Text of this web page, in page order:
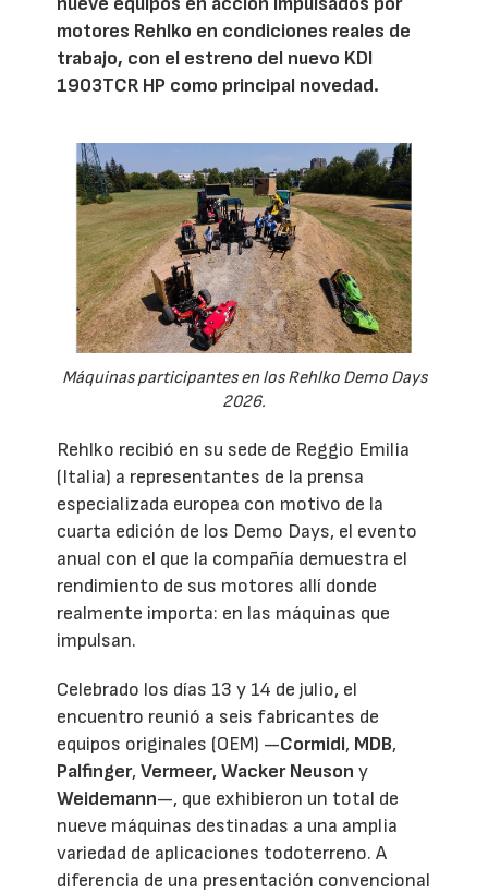
motores Rehlko en condiciones reales de
trabajo, con el estreno del nuevo KDI
1903TCR HP como principal novedad.
Máquinas participantes en los Rehlko Demo Days
2026.
Rehlko recibió en su sede de Reggio Emilia
(Italia) a representantes de la prensa
especializada europea con motivo de la
cuarta edición de los Demo Days, el evento
anual con el que la compañía demuestra el
rendimiento de sus motores allí donde
realmente importa: en las máquinas que
impulsan.
Celebrado los días 13 y 14 de julio, el
encuentro reunió a seis fabricantes de
equipos originales (OEM) —Cormidi, MDB,
Palfinger,Vermeer,Wacker Neuson y
Weidemann—, que exhibieron un total de
nueve máquinas destinadas a una amplia
variedad de aplicaciones todoterreno. A
diferencia de una presentación convencional